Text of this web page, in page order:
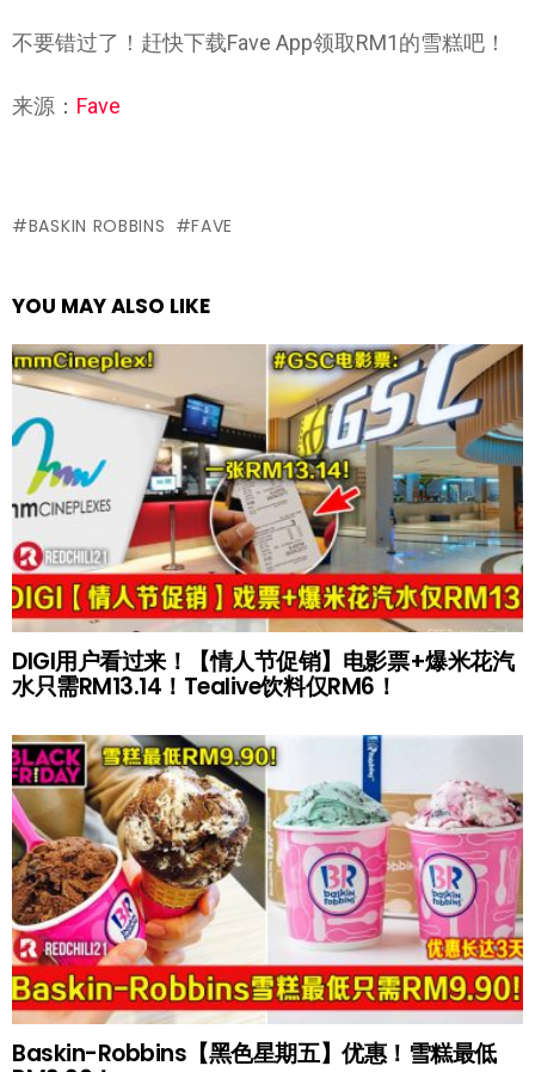
不要错过了！赶快下载Fave App领取RM1的雪糕吧！
来源： Fave
BASKIN ROBBINS FAVE
YOU MAY ALSO LIKE
DIGI用户看过来！【情人节促销】电影票+爆米花汽
水只需RM13.14！Tealive饮料仅RM6！
Baskin-Robbins【黑色星期五】优惠！雪糕最低